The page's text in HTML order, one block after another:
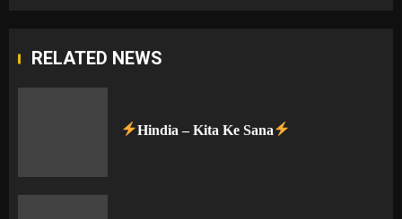
RELATED NEWS
Hindia – Kita Ke Sana